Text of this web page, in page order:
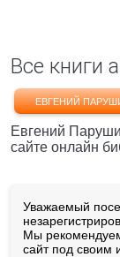
Все книги
ЕВГЕНИЙ
Евгений
сайте онлайн
Уважаемый
Мы
сайт под своим